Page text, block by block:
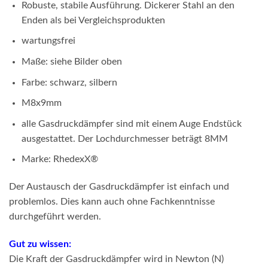
Robuste, stabile Ausführung. Dickerer Stahl an den
Enden als bei Vergleichsprodukten
wartungsfrei
Maße: siehe Bilder oben
Farbe: schwarz, silbern
M8x9mm
alle Gasdruckdämpfer sind mit einem Auge Endstück
ausgestattet. Der Lochdurchmesser beträgt 8MM
Marke: RhedexX®
Der Austausch der Gasdruckdämpfer ist einfach und
problemlos. Dies kann auch ohne Fachkenntnisse
durchgeführt werden.
Gut zu wissen:
Die Kraft der Gasdruckdämpfer wird in Newton (N)